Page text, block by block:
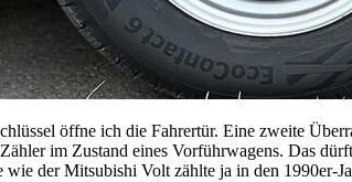
öffne ich die Fahrertür. Eine zweite
im Zustand eines Vorführwagens. Das
wie der Mitsubishi Volt zählte ja in den 1990er-